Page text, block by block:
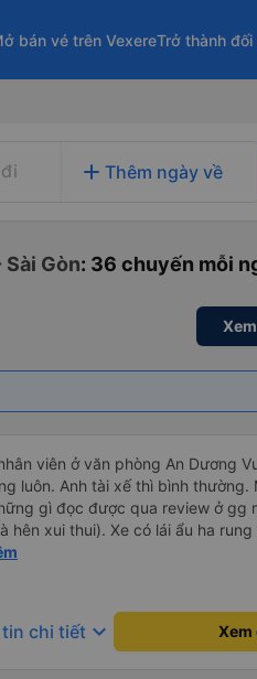
bán vé trên VexereTrở thành đối
add Thêm ngày về
Gòn: 36 chuyến mỗi
viên ở văn phòng An Dương
luôn. Anh tài xế thì bình thường.
gì đọc được qua review ở gg
hên xui thui). Xe có lái ẩu ha
tại mình say xe nên ngủ ko à
chi tiết keyboard_arrow_down Xem